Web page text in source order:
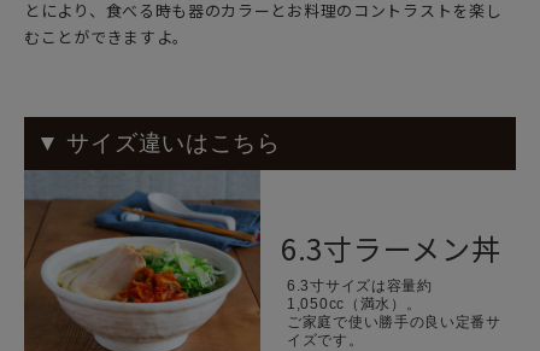
とにより、食べる時も器のカラーとお料理のコントラストを楽し
むことができますよ。
▼ サイズ違いはこちら
6.3寸ラーメン丼
6.3寸サイズは容量約
1,050cc（満水）。
ご家庭で使い勝手の良い定番サ
イズです。